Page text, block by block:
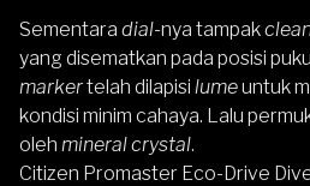
Sementara dial-nya tampak
yang disematkan pada posisi
markertelah dilapisi lumeuntuk
kondisi minim cahaya. Lalu
oleh mineral crystal.
Citizen Promaster Eco-Drive